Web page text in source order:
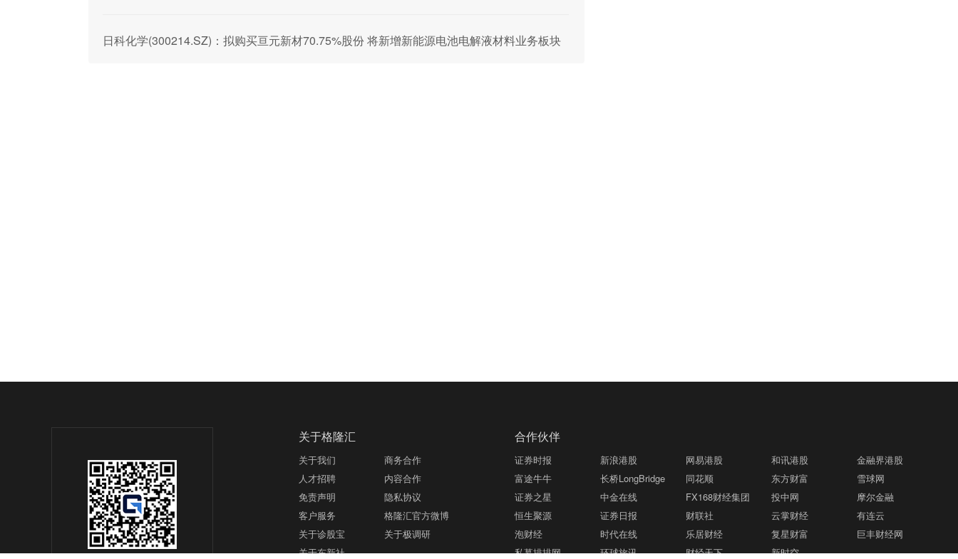
日科化学(300214.SZ)：拟购买亘元新材70.75%股份 将新增新能源电池电解液材料业务板块
关于格隆汇
关于我们
商务合作
人才招聘
内容合作
免责声明
隐私协议
客户服务
格隆汇官方微博
关于诊股宝
关于极调研
关于东新社
合作伙伴
证券时报 新浪港股 网易港股 和讯港股
金融界港股
富途牛牛
长桥LongBridge 同花顺 东方财富
雪球网
证券之星
中金在线 FX168财经集团 投中网
摩尔金融
恒生聚源
证券日报 财联社 云掌财经
有连云
泡财经
时代在线 乐居财经 复星财富
巨丰财经网
私募排排网
环球旅讯 财经天下 新时空